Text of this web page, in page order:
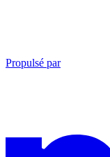
Propulsé par